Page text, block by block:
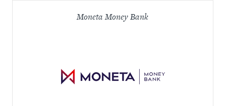
Moneta Money Bank